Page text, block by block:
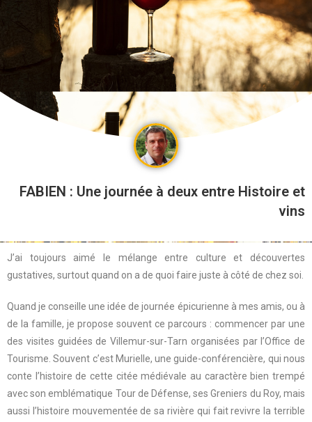
FABIEN : Une journée à deux entre Histoire et
vins
J’ai toujours aimé le mélange entre culture et découvertes
gustatives, surtout quand on a de quoi faire juste à côté de chez soi.
Quand je conseille une idée de journée épicurienne à mes amis, ou à
de la famille, je propose souvent ce parcours : commencer par une
des visites guidées de Villemur-sur-Tarn organisées par l’Office de
Tourisme. Souvent c’est Murielle, une guide-conférencière, qui nous
conte l’histoire de cette citée médiévale au caractère bien trempé
avec son emblématique Tour de Défense, ses Greniers du Roy, mais
aussi l’histoire mouvementée de sa rivière qui fait revivre la terrible